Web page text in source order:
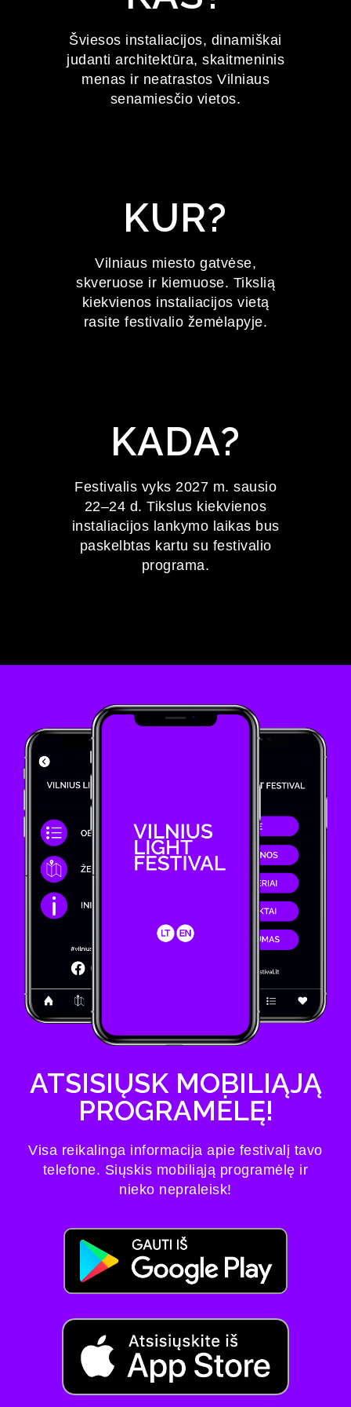
FESTIVALIS
2027 m. sausio 22–24 d.
Šviesos instaliacijos, dinamiškai
judanti architektūra, skaitmeninis
menas ir neatrastos Vilniaus
senamiesčio vietos.
KUR?
Vilniaus miesto gatvėse,
skveruose ir kiemuose. Tikslią
kiekvienos instaliacijos vietą
rasite festivalio žemėlapyje.
KADA?
Festivalis vyks 2027 m. sausio
22–24 d. Tikslus kiekvienos
instaliacijos lankymo laikas bus
paskelbtas kartu su festivalio
programa.
ATSISIŲSK MOBILIĄJĄ
PROGRAMĖLĘ!
Visa reikalinga informacija apie festivalį tavo
telefone. Siųskis mobiliąją programėlę ir
nieko nepraleisk!